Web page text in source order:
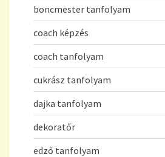
boncmester tanfolyam
coach képzés
coach tanfolyam
cukrász tanfolyam
dajka tanfolyam
dekoratőr
edző tanfolyam